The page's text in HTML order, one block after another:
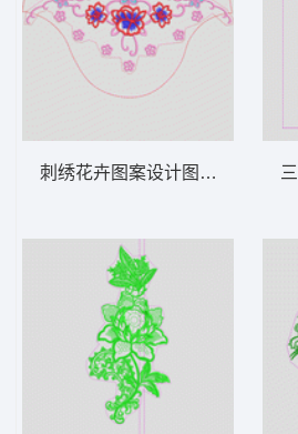
刺绣花卉图案设计图 袖花